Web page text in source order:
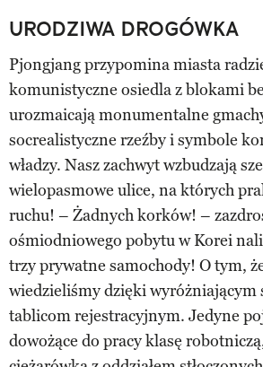
URODZIWA DROGÓWKA
Pjongjang przypomina miasta
komunistyczne osiedla z blokami
urozmaicają monumentalne
socrealistyczne rzeźby i symbole
władzy. Nasz zachwyt wzbudzają
wielopasmowe ulice, na których
ruchu! – Żadnych korków! –
ośmiodniowego pobytu w Korei
trzy prywatne samochody! O tym,
wiedzieliśmy dzięki wyróżniającym
tablicom rejestracyjnym. Jedyne
dowożące do pracy klasę